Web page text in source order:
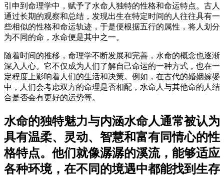
引申到命理学中，赋予了水命人独特的性格和命运特点。古人
通过长期的观察和总结，发现出生在特定时间的人往往具有一
些相似的性格和命运轨迹，于是便根据五行的属性，将人划分
为不同的命，水命便是其中之一。
随着时间的推移，命理学不断发展和完善，水命的概念也逐渐
深入人心。它不仅成为人们了解自己命运的一种方式，也在一
定程度上影响着人们的生活和决策。例如，在古代的婚姻嫁娶
中，人们会考虑双方的命理是否相配，水命人与其他命的人结
合是否会有更好的运势等。
水命的独特魅力与内涵水命人通常被认为
具有温柔、灵动、智慧和富有同情心的性
格特点。他们就像潺潺的溪流，能够适应
各种环境，在不同的境遇中都能找到生存